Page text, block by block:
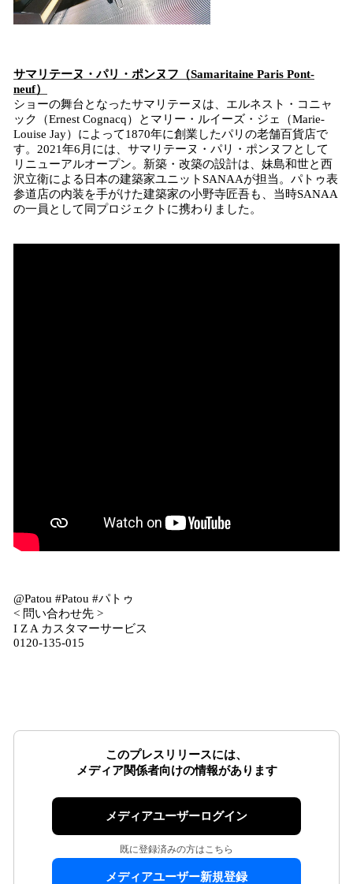
サマリテーヌ・パリ・ポンヌフ（Samaritaine Paris Pont-
neuf）
ショーの舞台となったサマリテーヌは、エルネスト・コニャ
ック（Ernest Cognacq）とマリー・ルイーズ・ジェ（Marie-
Louise Jay）によって1870年に創業したパリの老舗百貨店で
す。2021年6月には、サマリテーヌ・パリ・ポンヌフとして
リニューアルオープン。新築・改築の設計は、妹島和世と西
沢立衛による日本の建築家ユニットSANAAが担当。パトゥ表
参道店の内装を手がけた建築家の小野寺匠吾も、当時SANAA
の一員として同プロジェクトに携わりました。
@Patou #Patou #パトゥ
< 問い合わせ先 >
I Z A カスタマーサービス
0120-135-015
このプレスリリースには、
メディア関係者向けの情報があります
メディアユーザーログイン
既に登録済みの方はこちら
メディアユーザー新規登録